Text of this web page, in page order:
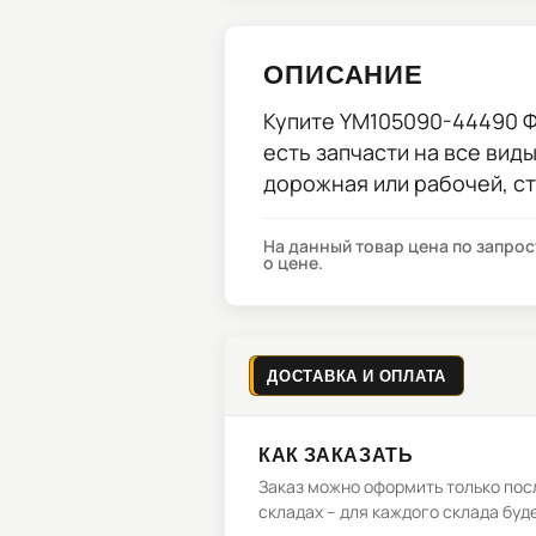
ОПИСАНИЕ
Купите YM105090-44490
есть запчасти на все
дорожная или рабочей,
На данный товар цена по
о цене.
ДОСТАВКА И ОПЛАТА
КАК ЗАКАЗАТЬ
Заказ можно оформить только
складах – для каждого склада